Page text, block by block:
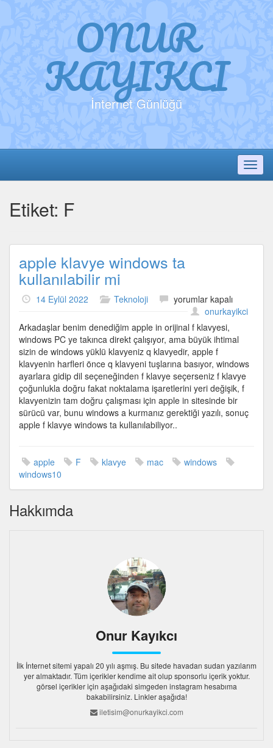
ONUR
KAYIKCI
İnternet Günlüğü
Etiket: F
apple klavye windows ta
kullanılabilir mi
14 Eylül 2022 Teknoloji
apple
klavye
windows
ta
kullanılabilir
mi
için
yorumlar kapalı
onurkayikci
Arkadaşlar benim denediğim apple in orijinal f klavyesi,
windows PC ye takınca direkt çalışıyor, ama büyük ihtimal
sizin de windows yüklü klavyeniz q klavyedir, apple f
klavyenin harfleri önce q klavyeni tuşlarına basıyor, windows
ayarlara gidip dil seçeneğinden f klavye seçerseniz f klavye
çoğunlukla doğru fakat noktalama işaretlerini yeri değişik, f
klavyenizin tam doğru çalışması için apple in sitesinde bir
sürücü var, bunu windows a kurmanız gerektiği yazılı, sonuç
apple f klavye windows ta kullanılabiliyor..
apple F klavye mac
windows
windows10
Hakkımda
Onur Kayıkcı
İlk İnternet sitemi yapalı 20 yılı aşmış. Bu sitede havadan sudan yazılarım
yer almaktadır. Tüm içerikler kendime ait olup sponsorlu içerik yoktur.
görsel içerikler için aşağıdaki simgeden instagram hesabıma
bakabilirsiniz. Linkler aşağıda!
iletisim@onurkayikci.com